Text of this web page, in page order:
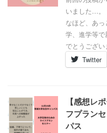
いました…。
なほど、あ
学、進学等
でとうござ
Twitter
【感想レ
フプラン
パス